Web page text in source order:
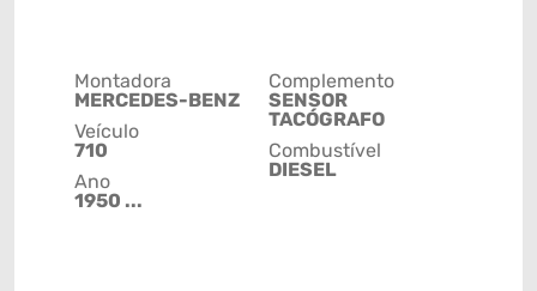
Montadora
MERCEDES-BENZ
Veículo
710
Ano
1950 ...
Complemento
SENSOR
TACÓGRAFO
Combustível
DIESEL